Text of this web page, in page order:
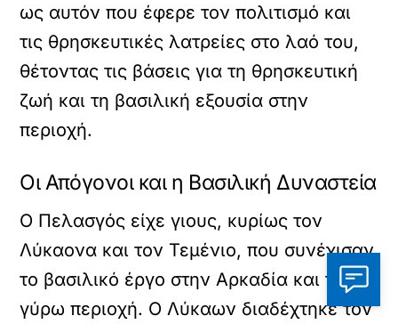
ως αυτόν που έφερε τον πολιτισμό και
τις θρησκευτικές λατρείες στο λαό του,
θέτοντας τις βάσεις για τη θρησκευτική
ζωή και τη βασιλική εξουσία στην
περιοχή.
Οι Απόγονοι και η Βασιλική Δυναστεία
Ο Πελασγός είχε γιους, κυρίως τον
Λύκαονα και τον Τεμένιο, που συνέχισαν
το βασιλικό έργο στην Αρκαδία και τη
γύρω περιοχή. Ο Λύκαων διαδέχτηκε τον